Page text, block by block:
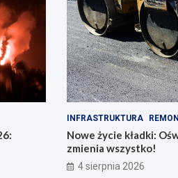
INFRASTRUKTURA
Nowe życie kładki:
zmienia wszystko!
4 sierpnia 2026